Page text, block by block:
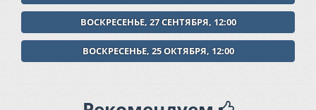
ВОСКРЕСЕНЬЕ, 27 СЕНТЯБРЯ, 12:00
ВОСКРЕСЕНЬЕ, 25 ОКТЯБРЯ, 12:00